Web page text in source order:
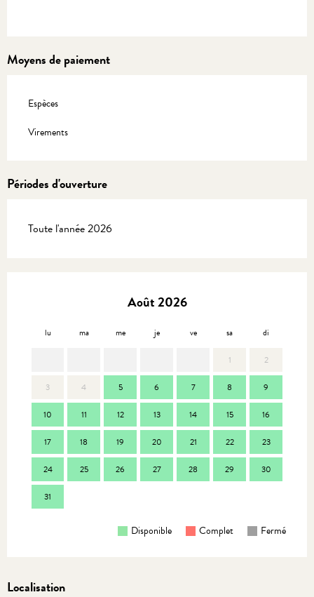
Moyens de paiement
Espèces
Virements
Périodes d'ouverture
Toute l'année 2026
Août 2026
lu ma me je ve sa di
1 2
3 4 5 6 7 8 9
10 11 12 13 14 15 16
17 18 19 20 21 22 23
24 25 26 27 28 29 30
31
Disponible Complet Fermé
Localisation